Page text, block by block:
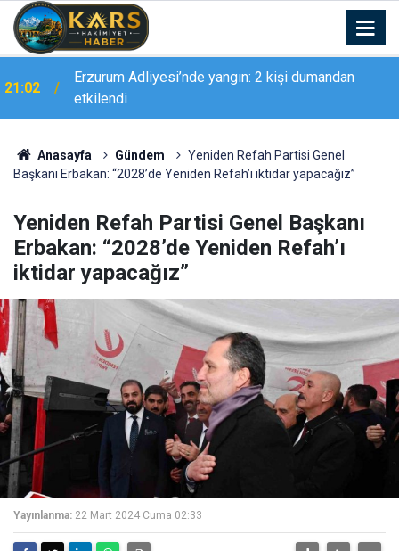
20:11
Rektör Prof. Dr. Nusret Akpolat’tan Gana
Büyükelçisi’ne ziyaret
Anasayfa Gündem
Yeniden Refah Partisi Genel
Başkanı Erbakan: “2028’de Yeniden Refah’ı iktidar yapacağız”
Yeniden Refah Partisi Genel Başkanı
Erbakan: “2028’de Yeniden Refah’ı
iktidar yapacağız”
Yayınlanma: 22 Mart 2024 Cuma 02:33